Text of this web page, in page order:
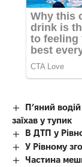
П’яний водій
заїхав у тупик
В ДТП у
У Рівному
Частина